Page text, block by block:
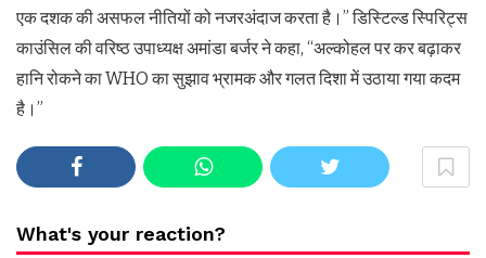
एक दशक की असफल नीतियों को नजरअंदाज करता है।” डिस्टिल्ड स्पिरिट्स
काउंसिल की वरिष्ठ उपाध्यक्ष अमांडा बर्जर ने कहा, “अल्कोहल पर कर बढ़ाकर
हानि रोकने का WHO का सुझाव भ्रामक और गलत दिशा में उठाया गया कदम
है।”
What's your reaction?